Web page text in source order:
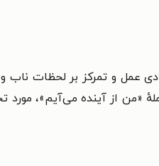
عمل و تمرکز بر لحظات
«من از آینده می‌آیم»، مورد